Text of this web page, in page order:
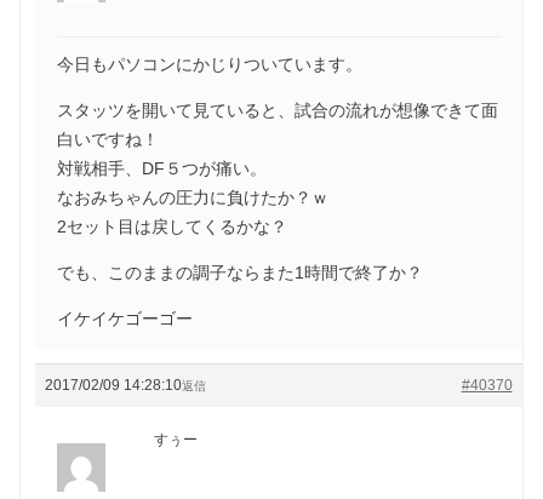
今日もパソコンにかじりついています。
スタッツを開いて見ていると、試合の流れが想像できて面
白いですね！
対戦相手、DF５つが痛い。
なおみちゃんの圧力に負けたか？ｗ
2セット目は戻してくるかな？
でも、このままの調子ならまた1時間で終了か？
イケイケゴーゴー
2017/02/09 14:28:10 #40370
返信
すぅー